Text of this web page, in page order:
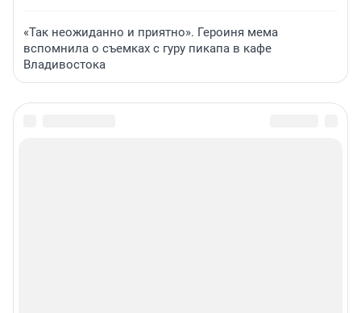
«Так неожиданно и приятно». Героиня мема
вспомнила о съемках с гуру пикапа в кафе
Владивостока